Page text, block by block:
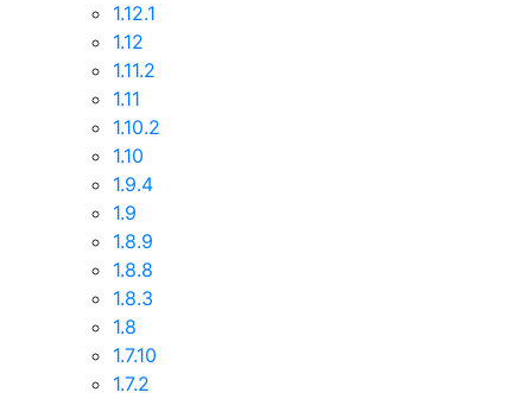
1.12.1
1.12
1.11.2
1.11
1.10.2
1.10
1.9.4
1.9
1.8.9
1.8.8
1.8.3
1.8
1.7.10
1.7.2